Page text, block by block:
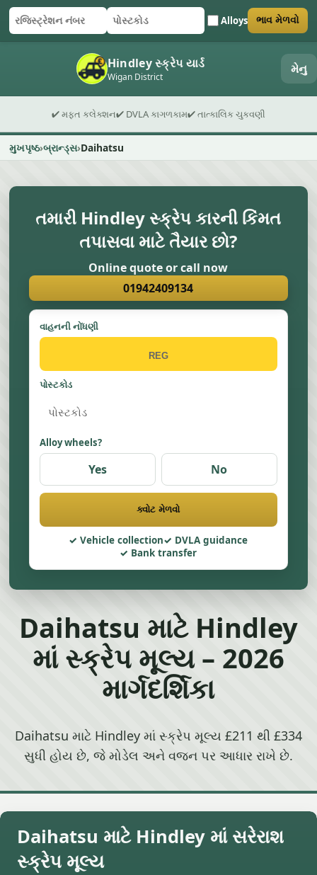
રજિસ્ટ્રેશન નંબર
પોસ્ટકોડ Alloys
ફોર્મ સબમિટ કરો ભાવ મેળવો
Hindley સ્ક્રેપ યાર્ડ
Wigan District મેનુ
✔ મફત કલેક્શન✔ DVLA કાગળકામ✔ તાત્કાલિક ચુકવણી
મુખપૃષ્ઠ બ્રાન્ડ્સ Daihatsu
તમારી Hindley સ્ક્રેપ કારની કિંમત
તપાસવા માટે તૈયાર છો?
Online quote or call now
01942409134
વાહનની નોંધણી
પોસ્ટકોડ
Alloy wheels?
Yes No
ક્વોટ મેળવો
Vehicle collection
DVLA guidance
Bank transfer
Daihatsu માટે Hindley
માં સ્ક્રેપ મૂલ્ય – 2026
માર્ગદર્શિકા
Daihatsu માટે Hindley માં સ્ક્રેપ મૂલ્ય £211 થી £334
સુધી હોય છે, જે મોડેલ અને વજન પર આધાર રાખે છે.
Daihatsu માટે Hindley માં સરેરાશ
સ્ક્રેપ મૂલ્ય